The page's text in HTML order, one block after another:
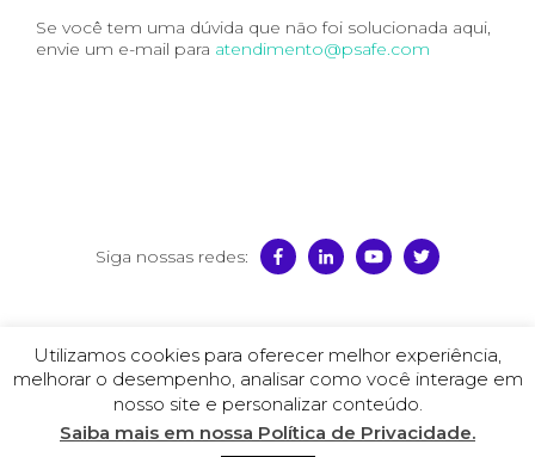
Se você tem uma dúvida que não foi solucionada aqui,
envie um e-mail para atendimento@psafe.com
Termos de Uso–Política de Privacidade– Contrato de
Licença–Política de Publicidade
Siga nossas redes:
Utilizamos cookies para oferecer melhor experiência,
melhorar o desempenho, analisar como você interage em
nosso site e personalizar conteúdo.
Saiba mais em nossa Política de Privacidade.